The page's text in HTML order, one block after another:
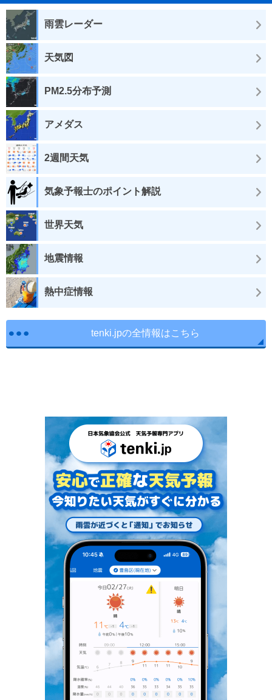
雨雲レーダー
天気図
PM2.5分布予測
アメダス
2週間天気
気象予報士のポイント解説
世界天気
地震情報
熱中症情報
tenki.jpの全情報はこちら